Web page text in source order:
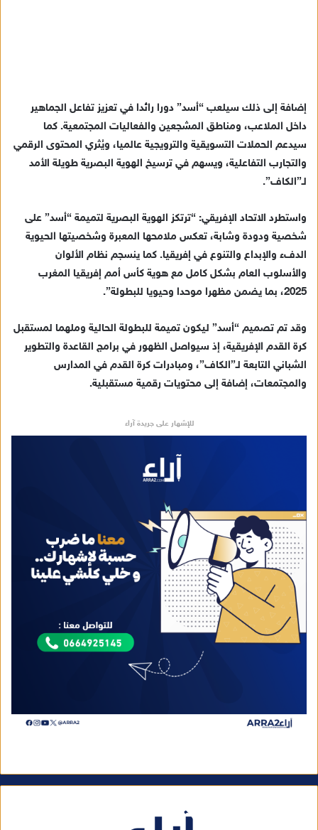
إضافة إلى ذلك سيلعب “أسد” دورا رائدا في تعزيز تفاعل الجماهير
داخل الملاعب، ومناطق المشجعين والفعاليات المجتمعية. كما
سيدعم الحملات التسويقية والترويجية عالميا، ويُثري المحتوى الرقمي
والتجارب التفاعلية، ويسهم في ترسيخ الهوية البصرية طويلة الأمد
لـ”الكاف”.
واستطرد الاتحاد الإفريقي: “ترتكز الهوية البصرية لتميمة “أسد” على
شخصية ودودة وشابة، تعكس ملامحها المعبرة وشخصيتها الحيوية
الدفء والإبداع والتنوع في إفريقيا. كما ينسجم نظام الألوان
والأسلوب العام بشكل كامل مع هوية كأس أمم إفريقيا المغرب
2025، بما يضمن مظهرا موحدا وحيويا للبطولة”.
وقد تم تصميم “أسد” ليكون تميمة للبطولة الحالية وملهما لمستقبل
كرة القدم الإفريقية، إذ سيواصل الظهور في برامج القاعدة والتطوير
الشباني التابعة لـ”الكاف”، ومبادرات كرة القدم في المدارس
والمجتمعات، إضافة إلى محتويات رقمية مستقبلية.
للإشهار على جريدة آراء